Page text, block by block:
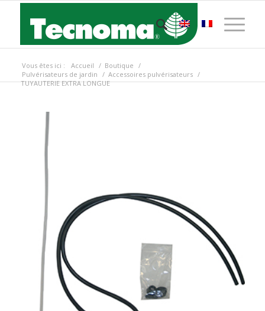
Vous êtes ici : Accueil / Boutique /
Pulvérisateurs de jardin / Accessoires pulvérisateurs /
TUYAUTERIE EXTRA LONGUE